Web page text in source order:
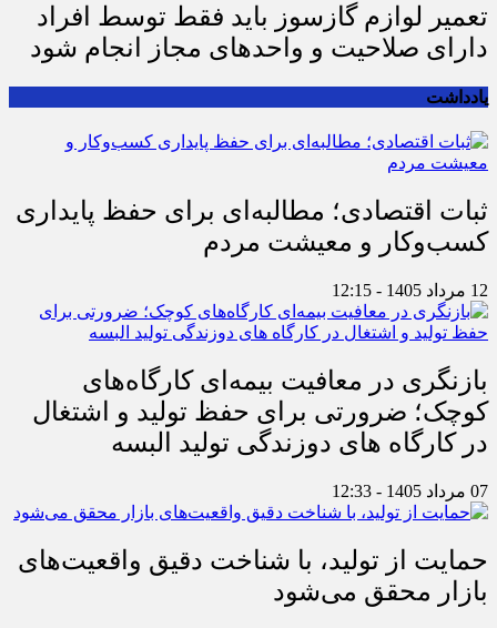
تعمیر لوازم گازسوز باید فقط توسط افراد
دارای صلاحیت و واحدهای مجاز انجام شود
یادداشت
ثبات اقتصادی؛ مطالبه‌ای برای حفظ پایداری
کسب‌وکار و معیشت مردم
12 مرداد 1405 - 12:15
بازنگری در معافیت بیمه‌ای کارگاه‌های
کوچک؛ ضرورتی برای حفظ تولید و اشتغال
در کارگاه های دوزندگی تولید البسه
07 مرداد 1405 - 12:33
حمایت از تولید، با شناخت دقیق واقعیت‌های
بازار محقق می‌شود